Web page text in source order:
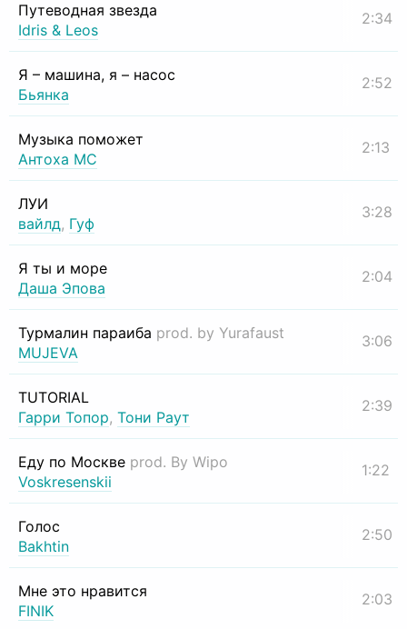
Путеводная звезда
Idris & Leos
2:34
Я – машина, я – насос
Бьянка
2:52
Музыка поможет
Антоха МС
2:13
ЛУИ
вайлд, Гуф
3:28
Я ты и море
Даша Эпова
2:04
Турмалин параиба prod. by Yurafaust
MUJEVA
3:06
TUTORIAL
Гарри Топор, Тони Раут
2:39
Еду по Москве prod. By Wipo
Voskresenskii
1:22
Голос
Bakhtin
2:50
Мне это нравится
FINIK
2:03